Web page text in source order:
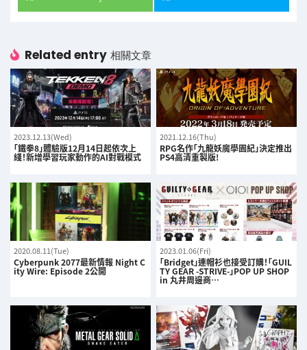
Related entry 相關文章
2023.12.13(Wed)
「鐵拳8」體驗版12月14日起依次上
綫！新增學習玩家動作的AI對戰模式
2021.12.16(Thu)
RPG名作「九龍妖魔學園紀」決定推出
PS4高清重製版!
2020.08.11(Tue)
Cyberpunk 2077最新情報 Night C
ity Wire: Episode 2公開
2023.01.06(Fri)
「Bridget」連帽衫也接受訂購！「GUIL
TY GEAR -STRIVE-」POP UP SHOP
in 丸井周邊商…